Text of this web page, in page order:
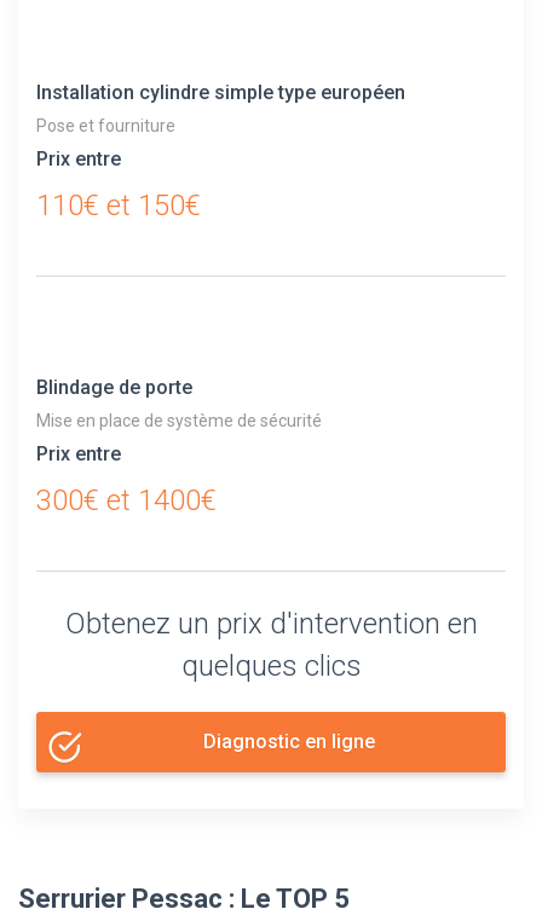
Installation cylindre simple type européen
Pose et fourniture
Prix entre
110€ et 150€
Blindage de porte
Mise en place de système de sécurité
Prix entre
300€ et 1400€
Obtenez un prix d'intervention en
quelques clics
Diagnostic en ligne
Serrurier Pessac : Le TOP 5